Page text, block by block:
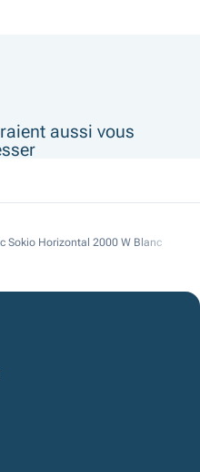
aussi vous
Sokio Horizontal 2000 W Blanc